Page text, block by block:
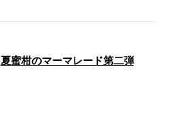
夏蜜柑のマーマレード第二弾